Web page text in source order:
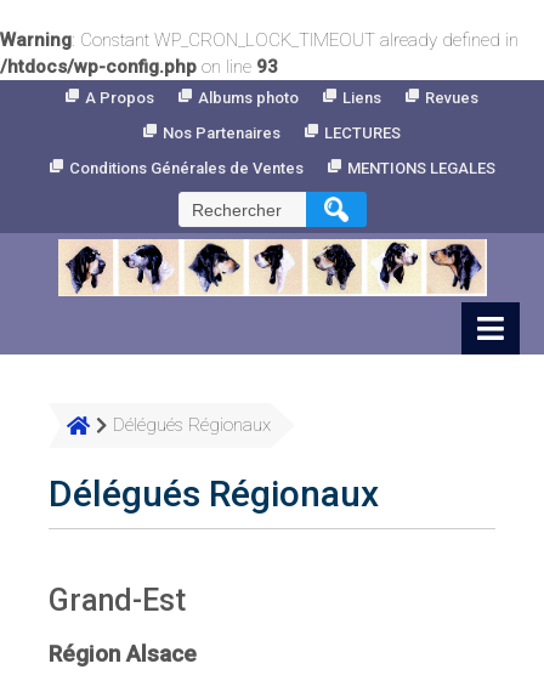
Warning: Constant WP_CRON_LOCK_TIMEOUT already defined in
/htdocs/wp-config.php on line 93
A Propos Albums photo Liens
Revues
Nos Partenaires
LECTURES
Conditions Générales de Ventes
MENTIONS LEGALES
Rechercher :
Délégués Régionaux
Délégués Régionaux
Grand-Est
Région Alsace